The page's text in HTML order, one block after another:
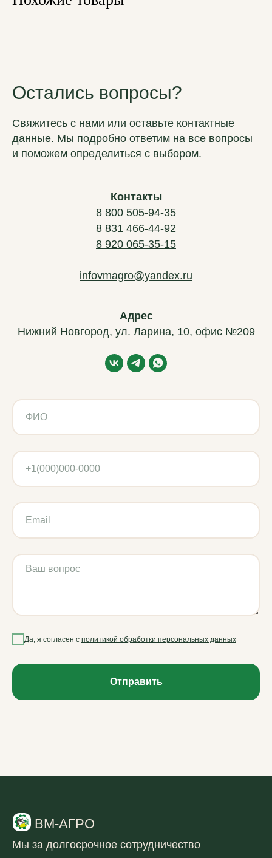
Остались вопросы?
Свяжитесь с нами или оставьте контактные
данные. Мы подробно ответим на все вопросы
и поможем определиться с выбором.
Контакты
8 800 505-94-35
8 831 466-44-92
8 920 065-35-15
infovmagro@yandex.ru
Адрес
Нижний Новгород, ул. Ларина, 10, офис №209
Да, я согласен с политикой обработки персональных данных
Отправить
Мы за долгосрочное сотрудничество
Каталог
Подержанная техника
Новости
Контакты